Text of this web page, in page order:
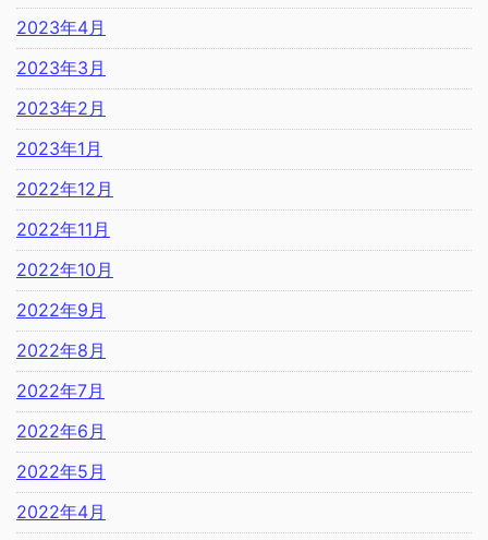
2023年4月
2023年3月
2023年2月
2023年1月
2022年12月
2022年11月
2022年10月
2022年9月
2022年8月
2022年7月
2022年6月
2022年5月
2022年4月